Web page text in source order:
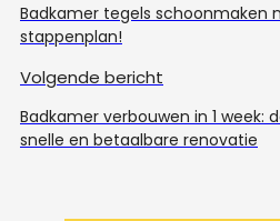
Badkamer tegels schoonmaken
stappenplan!
Volgende bericht
Badkamer verbouwen in 1 week:
snelle en betaalbare renovatie